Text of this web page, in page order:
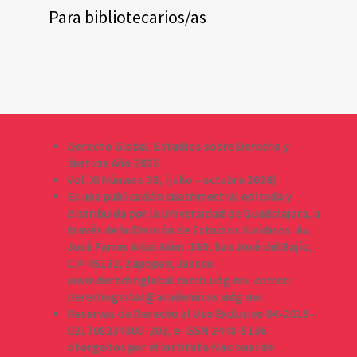
Para bibliotecarios/as
Derecho Global. Estudios sobre Derecho y
Justicia Año 2026
Vol. XI Número 33, (julio - octubre 2026)
Es una publicación cuatrimestral editada y
distribuida por la Universidad de Guadalajara, a
través de la División de Estudios Jurídicos. Av.
José Parres Arias Núm. 150, San José del Bajío,
C.P 45132, Zapopan, Jalisco
www.derechoglobal.cucsh.udg.mx. correo:
derechoglobal@academicos.udg.mx.
Reservas de Derecho al Uso Exclusivo 04-2015-
021708234800-203, e-ISSN 2448-5136
otorgados por el Instituto Nacional de